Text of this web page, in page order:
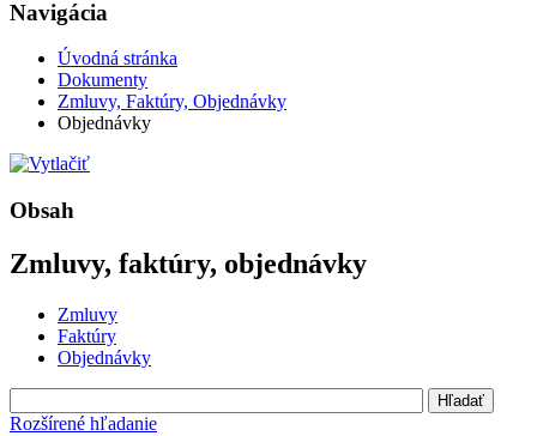
Navigácia
Úvodná stránka
Dokumenty
Zmluvy, Faktúry, Objednávky
Objednávky
Obsah
Zmluvy, faktúry, objednávky
Zmluvy
Faktúry
Objednávky
Rozšírené hľadanie